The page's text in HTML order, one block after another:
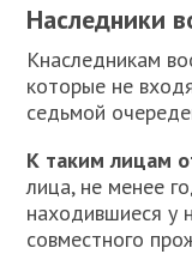
Наследники
Кнаследникам
которые не
седьмой
К таким лицам
лица, не менее
находившиеся у
совместного